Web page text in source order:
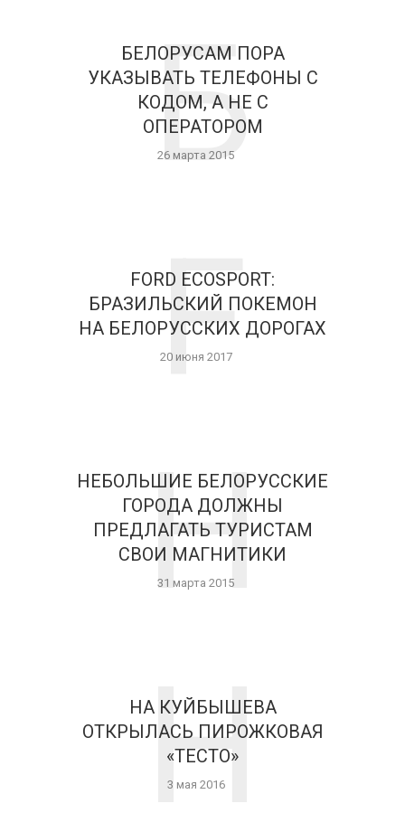
БЕЛОРУСАМ ПОРА
УКАЗЫВАТЬ ТЕЛЕФОНЫ С
КОДОМ, А НЕ С
ОПЕРАТОРОМ
26 марта 2015
Б
FORD ECOSPORT:
БРАЗИЛЬСКИЙ ПОКЕМОН
НА БЕЛОРУССКИХ ДОРОГАХ
20 июня 2017
F
НЕБОЛЬШИЕ БЕЛОРУССКИЕ
ГОРОДА ДОЛЖНЫ
ПРЕДЛАГАТЬ ТУРИСТАМ
СВОИ МАГНИТИКИ
31 марта 2015
Н
НА КУЙБЫШЕВА
ОТКРЫЛАСЬ ПИРОЖКОВАЯ
«ТЕСТО»
3 мая 2016
Н